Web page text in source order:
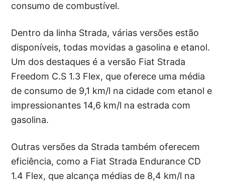
consumo de combustível.
Dentro da linha Strada, várias versões estão
disponíveis, todas movidas a gasolina e etanol.
Um dos destaques é a versão Fiat Strada
Freedom C.S 1.3 Flex, que oferece uma média
de consumo de 9,1 km/l na cidade com etanol e
impressionantes 14,6 km/l na estrada com
gasolina.
Outras versões da Strada também oferecem
eficiência, como a Fiat Strada Endurance CD
1.4 Flex, que alcança médias de 8,4 km/l na